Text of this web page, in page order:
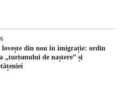
din nou în imigrație: ordin
„turismului de naștere” și